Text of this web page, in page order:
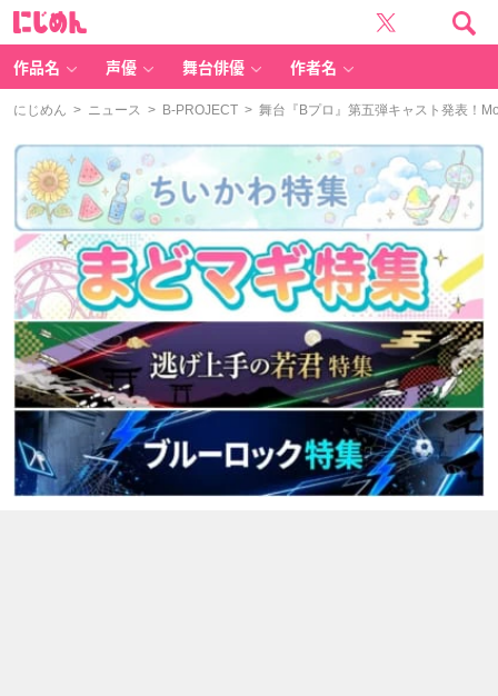
作品名 声優 舞台俳優 作者名
にじめん > ニュース > B-PROJECT > 舞台『Bプロ』第五弾キャスト発表！